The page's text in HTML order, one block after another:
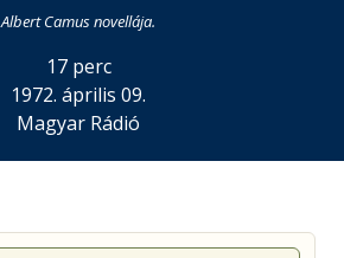
Albert Camus novellája.
17 perc
1972. április 09.
Magyar Rádió